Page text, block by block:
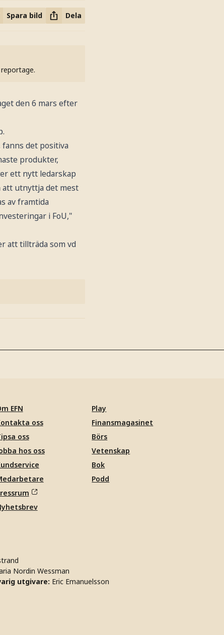
Spara bild Dela
den 6 mars efter
det positiva
produkter,
ett nytt ledarskap
att utnyttja det mest
av framtida
i FoU,"
att tillträda som vd
EFN
oss
oss
hos oss
Play
Finansmagasinet
Börs
Vetenskap
Bok
Podd
Nordin Wessman
utgivare: Eric Emanuelsson